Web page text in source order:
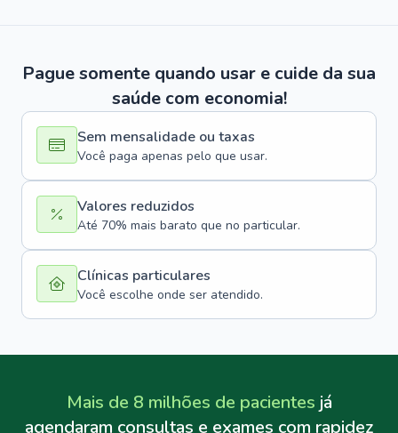
Pague somente quando usar e cuide da sua
saúde com economia!
Sem mensalidade ou taxas
Você paga apenas pelo que usar.
Valores reduzidos
Até 70% mais barato que no particular.
Clínicas particulares
Você escolhe onde ser atendido.
Mais de 8 milhões de pacientes já
agendaram consultas e exames com rapidez